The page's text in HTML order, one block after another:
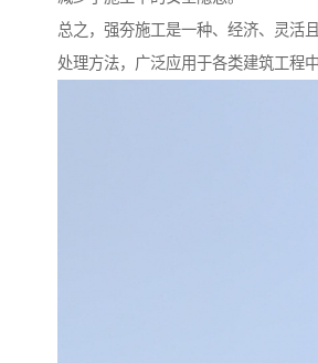
总之，强夯施工是一种、经济、灵活
处理方法，广泛应用于各类建筑工程中